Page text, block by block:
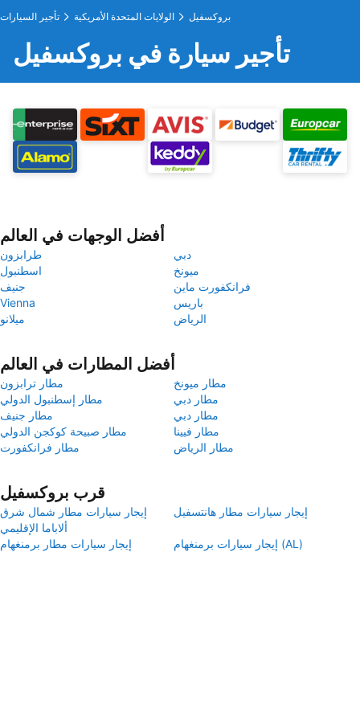
تأجير السيارات الولايات المتحدة الأمريكية بروكسفيل
تأجير سيارة في بروكسفيل
أفضل الوجهات في العالم
طرابزون
دبي
اسطنبول
ميونخ
جنيف
فرانكفورت ماين
Vienna
باريس
ميلانو
الرياض
أفضل المطارات في العالم
مطار ترابزون
مطار ميونخ
مطار إسطنبول الدولي
مطار دبي
مطار جنيف
مطار دبي
مطار صبيحة كوكجن الدولي
مطار فيينا
مطار فرانكفورت
مطار الرياض
قرب بروكسفيل
إيجار سيارات مطار شمال شرق
ألاباما الإقليمي
إيجار سيارات مطار هانتسفيل
إيجار سيارات مطار برمنغهام إيجار سيارات برمنغهام (AL)